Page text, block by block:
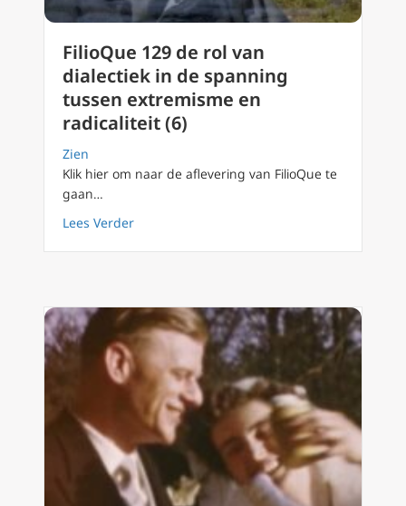
FilioQue 129 de rol van
dialectiek in de spanning
tussen extremisme en
radicaliteit (6)
Zien
Klik hier om naar de aflevering van FilioQue te
gaan…
Lees Verderabout FilioQue 129 de rol van dialectiek in